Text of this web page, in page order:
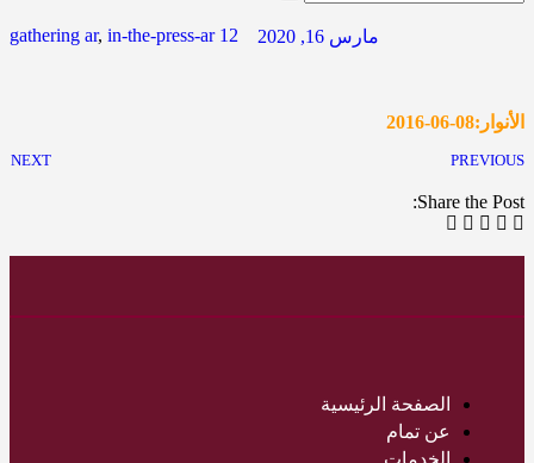
مارس 16, 2020 12 gathering ar
, in-the-press-ar
الأنوار:08-06-2016
PREVIOUS
NEXT
Share the Post:
الصفحة الرئيسية
عن تمام
الخدمات